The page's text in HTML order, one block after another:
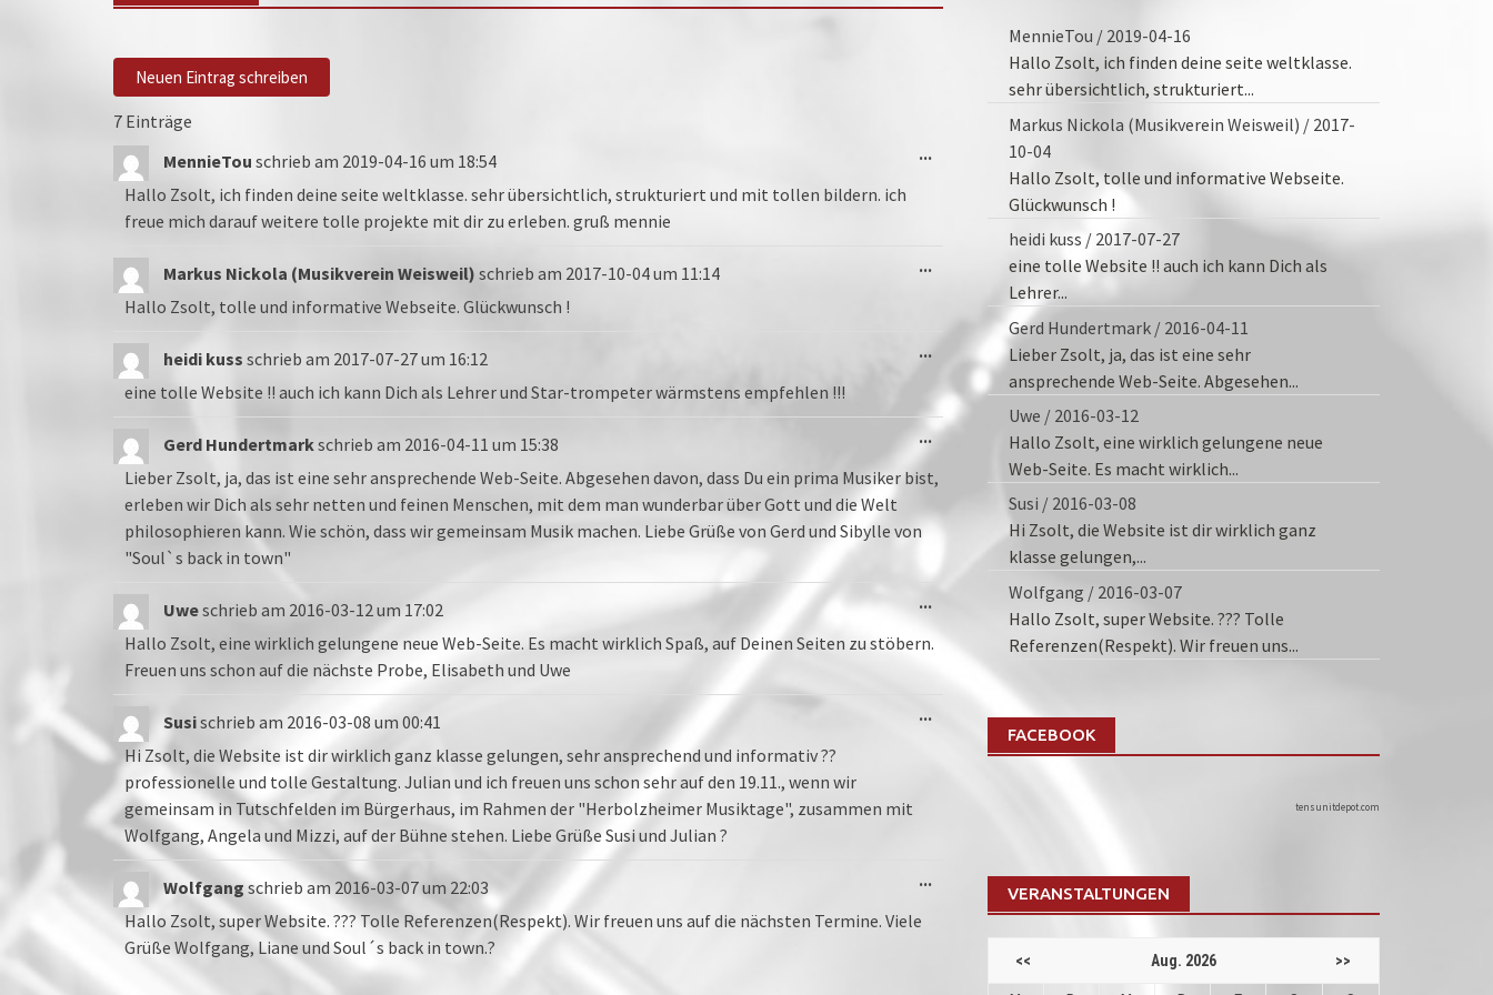
7 Einträge
MennieTou schrieb am 2019-04-16 um 18:54
Hallo Zsolt, ich finden deine seite weltklasse. sehr übersichtlich, strukturiert und mit tollen bildern. ich
freue mich darauf weitere tolle projekte mit dir zu erleben. gruß mennie
...Diese
ein-/ausblenden.
Markus Nickola (Musikverein Weisweil) schrieb am 2017-10-04um 11:14
Hallo Zsolt, tolle und informative Webseite. Glückwunsch !
...Diese
ein-/ausblenden.
heidi kuss schrieb am 2017-07-27um 16:12
eine tolle Website !! auch ich kann Dich als Lehrer und Star-trompeter wärmstens empfehlen !!!
...Diese
Metabox
ein-/ausblenden.
Gerd Hundertmarkschrieb am 2016-04-11 um 15:38
Lieber Zsolt, ja, das ist eine sehr ansprechende Web-Seite. Abgesehen davon, dass Du ein prima Musiker bist,
erleben wir Dich als sehr netten und feinen Menschen, mit dem man wunderbar über Gott und die Welt
philosophieren kann. Wie schön, dass wir gemeinsam Musik machen. Liebe Grüße von Gerd und Sibylle von
"Soul`s back in town"
...Diese
ein-/ausblenden.
Uweschrieb am 2016-03-12um 17:02
Hallo Zsolt, eine wirklich gelungene neue Web-Seite. Es macht wirklich Spaß, auf Deinen Seiten zu stöbern.
Freuen uns schon auf die nächste Probe, Elisabeth und Uwe
...Diese
ein-/ausblenden.
Susischrieb am 2016-03-08 um 00:41
Hi Zsolt, die Website ist dir wirklich ganz klasse gelungen, sehr ansprechend und informativ ??
professionelle und tolle Gestaltung. Julian und ich freuen uns schon sehr auf den 19.11., wenn wir
gemeinsam in Tutschfelden im Bürgerhaus, im Rahmen der "Herbolzheimer Musiktage", zusammen mit
Wolfgang, Angela und Mizzi, auf der Bühne stehen. Liebe Grüße Susi und Julian ?
...Diese
ein-/ausblenden.
Wolfgangschrieb am 2016-03-07um 22:03
Hallo Zsolt, super Website. ??? Tolle Referenzen(Respekt). Wir freuen uns auf die nächsten Termine. Viele
Grüße Wolfgang, Liane und Soul´s back in town.?
...Diese
ein-/ausblenden.
MennieTou / 2019-04-16
Hallo Zsolt, ich finden deine seite weltklasse.
sehr übersichtlich, strukturiert...
Markus Nickola (Musikverein Weisweil) / 2017-
10-04
Hallo Zsolt, tolle und informative Webseite.
Glückwunsch !
heidi kuss / 2017-07-27
eine tolle Website !! auch ich kann Dich als
Lehrer...
Gerd Hundertmark/ 2016-04-11
Lieber Zsolt, ja, das ist eine sehr
ansprechende Web-Seite. Abgesehen...
Uwe / 2016-03-12
Hallo Zsolt, eine wirklich gelungene neue
Web-Seite. Es macht wirklich...
Susi / 2016-03-08
Hi Zsolt, die Website ist dir wirklich ganz
klasse gelungen,...
Wolfgang / 2016-03-07
Hallo Zsolt, super Website. ??? Tolle
Referenzen(Respekt). Wir freuen uns...
FACEBOOK
tensunitdepot.com
VERANSTALTUNGEN
<< Aug. 2026 >>